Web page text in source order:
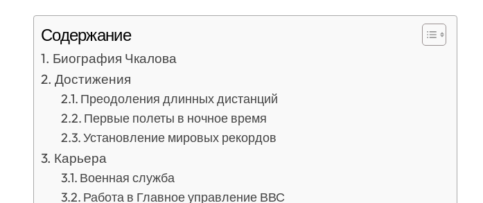
Содержание
Биография Чкалова
Достижения
Преодоления длинных дистанций
Первые полеты в ночное время
Установление мировых рекордов
Карьера
Военная служба
Работа в Главное управление ВВС